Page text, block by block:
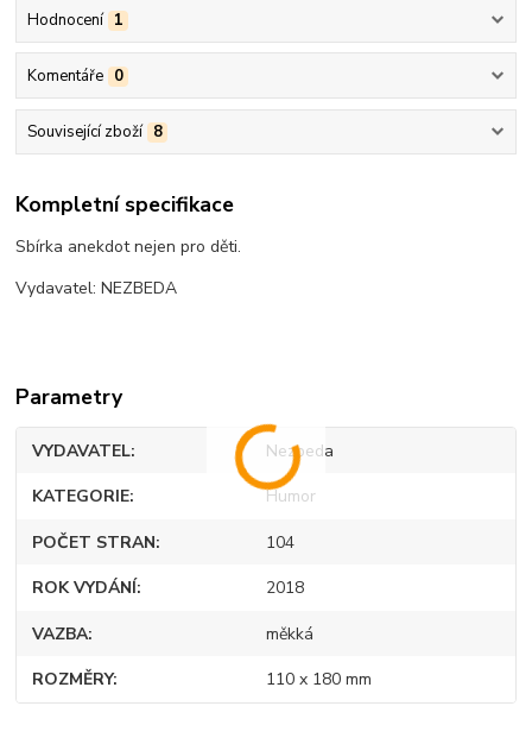
Hodnocení 1
Komentáře 0
Související zboží 8
Kompletní specifikace
Sbírka anekdot nejen pro děti.
Vydavatel: NEZBEDA
Parametry
VYDAVATEL Nezbeda
KATEGORIE Humor
POČET STRAN 104
ROK VYDÁNÍ 2018
VAZBA měkká
ROZMĚRY 110 x 180 mm